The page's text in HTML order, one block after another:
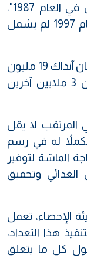
سنوات طويلة وآخر تعداد شامل كان في العام 1987"،
مشيراً إلى أن "التعداد السكاني في العام 1997 لم يشمل
ووفقاً لإحصاءات رسمية، بلغ عدد السكان آنذاك 19 مليون
نسمة، وأشارت تقديرات مسؤولين أن 3 ملايين آخرين
المرتقب لا يقل
له في رسم
الماسّة لتوفير
وتحقيق
الإحصاء، تعمل
هذا التعداد،
كل ما يتعلق